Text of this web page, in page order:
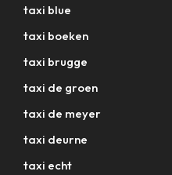
taxi blue
taxi boeken
taxi brugge
taxi de groen
taxi de meyer
taxi deurne
taxi echt